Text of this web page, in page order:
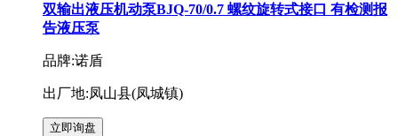
双输出液压机动泵BJQ-70/0.7 螺纹旋转式接口 有检测报
告液压泵
品牌:诺盾
出厂地:凤山县(凤城镇)